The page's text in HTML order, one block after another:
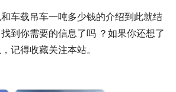
车载吊车一吨多少钱的介绍到此就结
到你需要的信息了吗 ？如果你还想了
记得收藏关注本站。